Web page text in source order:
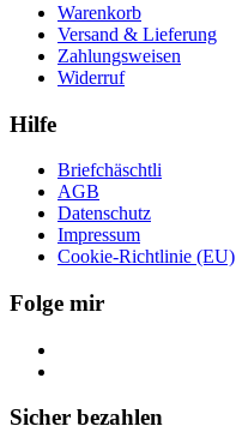
Warenkorb
Versand & Lieferung
Zahlungsweisen
Widerruf
Hilfe
Briefchäschtli
AGB
Datenschutz
Impressum
Cookie-Richtlinie (EU)
Folge mir
Sicher bezahlen